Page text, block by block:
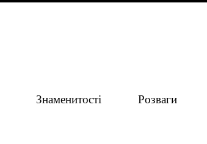
Знаменитості Розваги